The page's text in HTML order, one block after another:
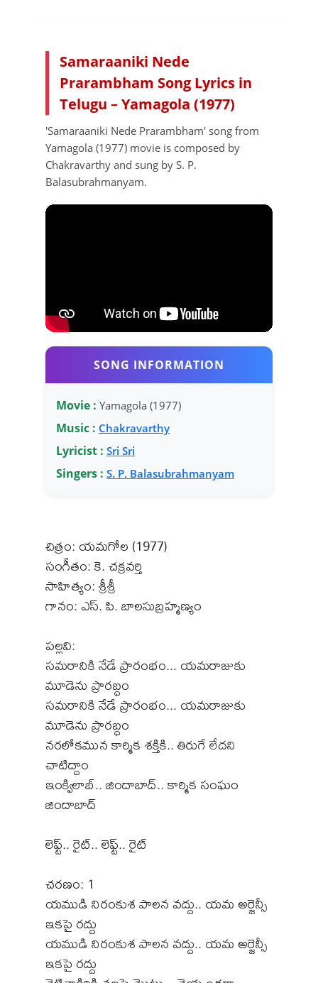
Samaraaniki Nede
Prarambham Song Lyrics in
Telugu – Yamagola (1977)
'Samaraaniki Nede Prarambham' song from
Yamagola (1977) movie is composed by
Chakravarthy and sung by S. P.
Balasubrahmanyam.
SONG INFORMATION
Movie : Yamagola (1977)
Music : Chakravarthy
Lyricist : Sri Sri
Singers : S. P. Balasubrahmanyam
చిత్రం: యమగోల (1977)
సంగీతం: కె. చక్రవర్తి
సాహిత్యం: శ్రీశ్రీ
గానం: ఎస్. పి. బాలసుబ్రహ్మణ్యం
పల్లవి:
సమరానికి నేడే ప్రారంభం... యమరాజుకు
మూడెను ప్రారబ్ధం
సమరానికి నేడే ప్రారంభం... యమరాజుకు
మూడెను ప్రారబ్ధం
నరలోకమున కార్మిక శక్తికి.. తిరుగే లేదని
చాటిద్దాం
ఇంక్విలాబ్‌.. జిందాబాద్‌.. కార్మిక సంఘం
జిందాబాద్‌
లెఫ్ట్‌.. రైట్‌.. లెఫ్ట్‌.. రైట్‌
చరణం: 1
యముడి నిరంకుశ పాలన వద్దు.. యమ అర్జెన్సీ
ఇకపై రద్దు
యముడి నిరంకుశ పాలన వద్దు.. యమ అర్జెన్సీ
ఇకపై రద్దు